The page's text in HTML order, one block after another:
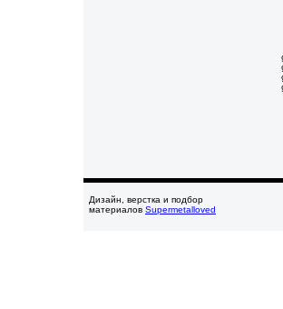
Дизайн, верстка и подбор
материалов Supermetalloved